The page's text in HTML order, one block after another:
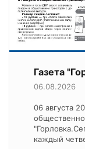
Газета
06.08.2026
06 августа
каждый